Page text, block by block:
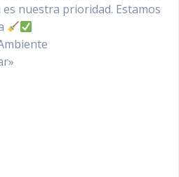
nuestra prioridad. Estamos